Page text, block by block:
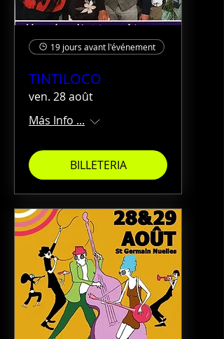
19 jours avant l'événement
TINTILOCO
ven. 28 août
Más Info ...
BILLETERIA